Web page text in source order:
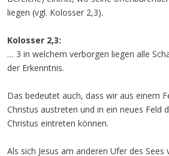
liegen (vgl. Kolosser 2,3).
Kolosser 2,3:
… 3 in welchem verborgen liegen alle
der Erkenntnis.
Das bedeutet auch, dass wir aus einem
Christus austreten und in ein neues Feld
Christus eintreten können.
Als sich Jesus am anderen Ufer des Sees